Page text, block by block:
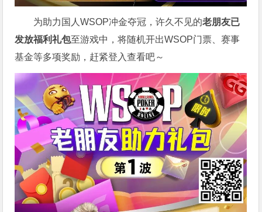
为助力国人WSOP冲金夺冠，许久不见的老朋友已
发放福利礼包至游戏中，将随机开出WSOP门票、赛事
基金等多项奖励，赶紧登入查看吧～